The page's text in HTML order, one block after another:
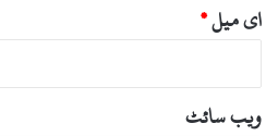
ای میل*
ویب‌ سائٹ